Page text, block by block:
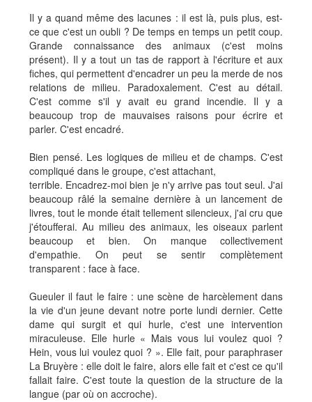
Il y a quand même des lacunes : il est là, puis plus, est-
ce que c'est un oubli ? De temps en temps un petit coup.
Grande connaissance des animaux (c'est moins
présent). Il y a tout un tas de rapport à l'écriture et aux
fiches, qui permettent d'encadrer un peu la merde de nos
relations de milieu. Paradoxalement. C'est au détail.
C'est comme s'il y avait eu grand incendie. Il y a
beaucoup trop de mauvaises raisons pour écrire et
parler. C'est encadré.
Bien pensé. Les logiques de milieu et de champs. C'est
compliqué dans le groupe, c'est attachant,
terrible. Encadrez-moi bien je n'y arrive pas tout seul. J'ai
beaucoup râlé la semaine dernière à un lancement de
livres, tout le monde était tellement silencieux, j'ai cru que
j'étoufferai. Au milieu des animaux, les oiseaux parlent
beaucoup et bien. On manque collectivement
d'empathie. On peut se sentir complètement
transparent : face à face.
Gueuler il faut le faire : une scène de harcèlement dans
la vie d'un jeune devant notre porte lundi dernier. Cette
dame qui surgit et qui hurle, c'est une intervention
miraculeuse. Elle hurle « Mais vous lui voulez quoi ?
Hein, vous lui voulez quoi ? ». Elle fait, pour paraphraser
La Bruyère : elle doit le faire, alors elle fait et c'est ce qu'il
fallait faire. C'est toute la question de la structure de la
langue (par où on accroche).